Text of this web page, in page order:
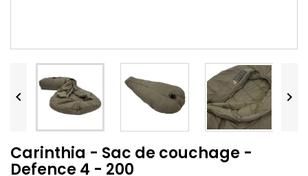
 
Carinthia - Sac de couchage -
Defence 4 - 200